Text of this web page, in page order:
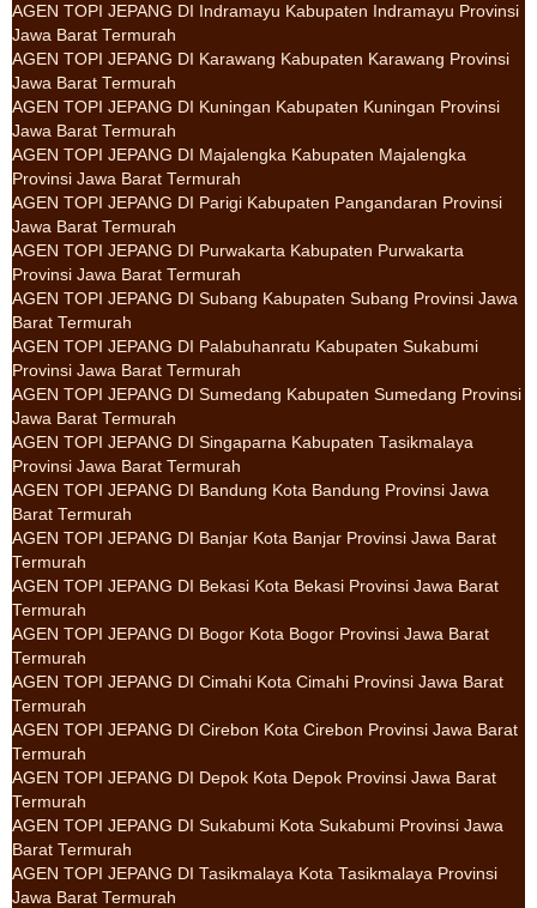
AGEN TOPI JEPANG DI Indramayu Kabupaten Indramayu Provinsi
Jawa Barat Termurah
AGEN TOPI JEPANG DI Karawang Kabupaten Karawang Provinsi
Jawa Barat Termurah
AGEN TOPI JEPANG DI Kuningan Kabupaten Kuningan Provinsi
Jawa Barat Termurah
AGEN TOPI JEPANG DI Majalengka Kabupaten Majalengka
Provinsi Jawa Barat Termurah
AGEN TOPI JEPANG DI Parigi Kabupaten Pangandaran Provinsi
Jawa Barat Termurah
AGEN TOPI JEPANG DI Purwakarta Kabupaten Purwakarta
Provinsi Jawa Barat Termurah
AGEN TOPI JEPANG DI Subang Kabupaten Subang Provinsi Jawa
Barat Termurah
AGEN TOPI JEPANG DI Palabuhanratu Kabupaten Sukabumi
Provinsi Jawa Barat Termurah
AGEN TOPI JEPANG DI Sumedang Kabupaten Sumedang Provinsi
Jawa Barat Termurah
AGEN TOPI JEPANG DI Singaparna Kabupaten Tasikmalaya
Provinsi Jawa Barat Termurah
AGEN TOPI JEPANG DI Bandung Kota Bandung Provinsi Jawa
Barat Termurah
AGEN TOPI JEPANG DI Banjar Kota Banjar Provinsi Jawa Barat
Termurah
AGEN TOPI JEPANG DI Bekasi Kota Bekasi Provinsi Jawa Barat
Termurah
AGEN TOPI JEPANG DI Bogor Kota Bogor Provinsi Jawa Barat
Termurah
AGEN TOPI JEPANG DI Cimahi Kota Cimahi Provinsi Jawa Barat
Termurah
AGEN TOPI JEPANG DI Cirebon Kota Cirebon Provinsi Jawa Barat
Termurah
AGEN TOPI JEPANG DI Depok Kota Depok Provinsi Jawa Barat
Termurah
AGEN TOPI JEPANG DI Sukabumi Kota Sukabumi Provinsi Jawa
Barat Termurah
AGEN TOPI JEPANG DI Tasikmalaya Kota Tasikmalaya Provinsi
Jawa Barat Termurah